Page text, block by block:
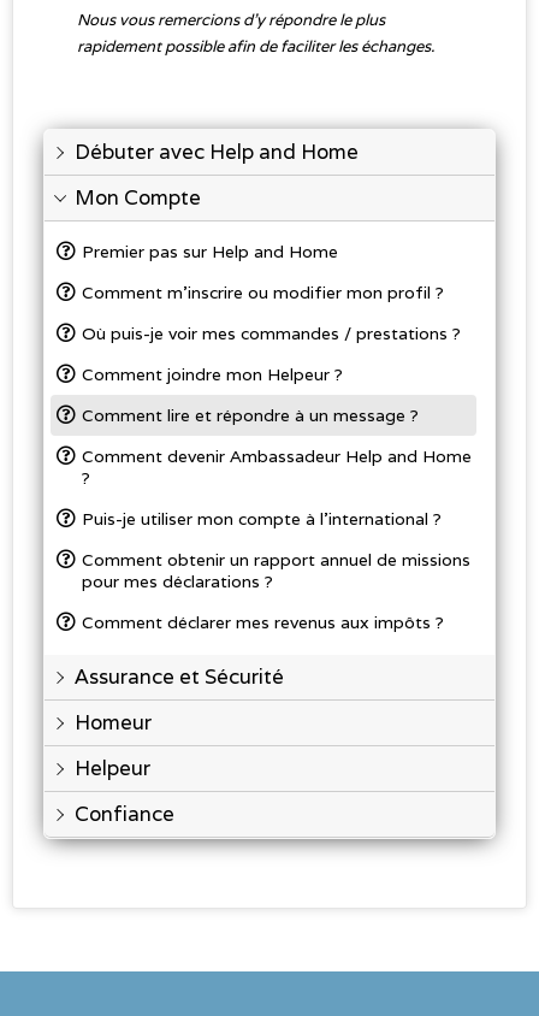
Nous vous remercions d’y répondre le plus
rapidement possible afin de faciliter les échanges.
Débuter avec Help and Home
Mon Compte
Premier pas sur Help and Home
Comment m’inscrire ou modifier mon profil ?
Où puis-je voir mes commandes / prestations ?
Comment joindre mon Helpeur ?
Comment lire et répondre à un message ?
Comment devenir Ambassadeur Help and Home
?
Puis-je utiliser mon compte à l’international ?
Comment obtenir un rapport annuel de missions
pour mes déclarations ?
Comment déclarer mes revenus aux impôts ?
Assurance et Sécurité
Homeur
Helpeur
Confiance